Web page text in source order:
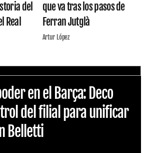
del
Real
que va tras los pasos de
Ferran Jutglà
Artur López
en el Barça: Deco
del filial para unificar
Belletti